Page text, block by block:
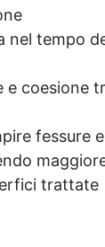
nel tempo
e coesione
fessure
trattate